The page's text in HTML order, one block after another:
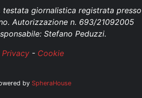
testata giornalistica registrata presso
Autorizzazione n. 693/21092005
Stefano Peduzzi.
Privacy- Cookie
by SpheraHouse